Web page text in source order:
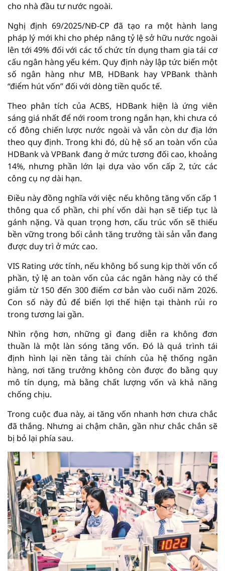
cho nhà đầu tư nước ngoài.
Nghị định 69/2025/NĐ-CP đã tạo ra một hành lang
pháp lý mới khi cho phép nâng tỷ lệ sở hữu nước ngoài
lên tới 49% đối với các tổ chức tín dụng tham gia tái cơ
cấu ngân hàng yếu kém. Quy định này lập tức biến một
số ngân hàng như MB, HDBank hay VPBank thành
“điểm hút vốn” đối với dòng tiền quốc tế.
Theo phân tích của ACBS, HDBank hiện là ứng viên
sáng giá nhất để nới room trong ngắn hạn, khi chưa có
cổ đông chiến lược nước ngoài và vẫn còn dư địa lớn
theo quy định. Trong khi đó, dù hệ số an toàn vốn của
HDBank và VPBank đang ở mức tương đối cao, khoảng
14%, nhưng phần lớn lại dựa vào vốn cấp 2, tức các
công cụ nợ dài hạn.
Điều này đồng nghĩa với việc nếu không tăng vốn cấp 1
thông qua cổ phần, chi phí vốn dài hạn sẽ tiếp tục là
gánh nặng. Và quan trọng hơn, cấu trúc vốn sẽ thiếu
bền vững trong bối cảnh tăng trưởng tài sản vẫn đang
được duy trì ở mức cao.
VIS Rating ước tính, nếu không bổ sung kịp thời vốn cổ
phần, tỷ lệ an toàn vốn của các ngân hàng này có thể
giảm từ 150 đến 300 điểm cơ bản vào cuối năm 2026.
Con số này đủ để biến lợi thế hiện tại thành rủi ro
trong tương lai gần.
Nhìn rộng hơn, những gì đang diễn ra không đơn
thuần là một làn sóng tăng vốn. Đó là quá trình tái
định hình lại nền tảng tài chính của hệ thống ngân
hàng, nơi tăng trưởng không còn được đo bằng quy
mô tín dụng, mà bằng chất lượng vốn và khả năng
chống chịu.
Trong cuộc đua này, ai tăng vốn nhanh hơn chưa chắc
đã thắng. Nhưng ai chậm chân, gần như chắc chắn sẽ
bị bỏ lại phía sau.